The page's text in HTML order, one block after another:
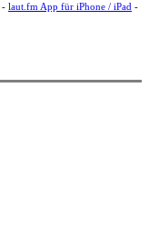
- laut.fm App für iPhone / iPad -